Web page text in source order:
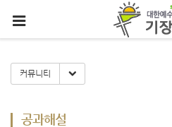
커뮤니티 Toggle Dropdown
공과해설